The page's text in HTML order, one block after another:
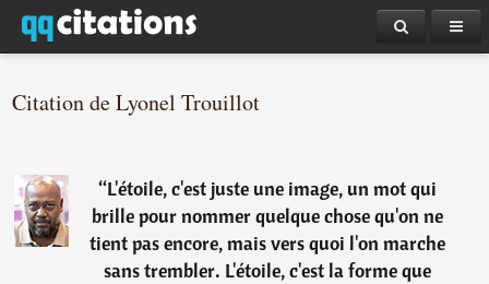
Citation de Lyonel Trouillot
“L'étoile, c'est juste une image, un mot qui
brille pour nommer quelque chose qu'on ne
tient pas encore, mais vers quoi l'on marche
sans trembler. L'étoile, c'est la forme que